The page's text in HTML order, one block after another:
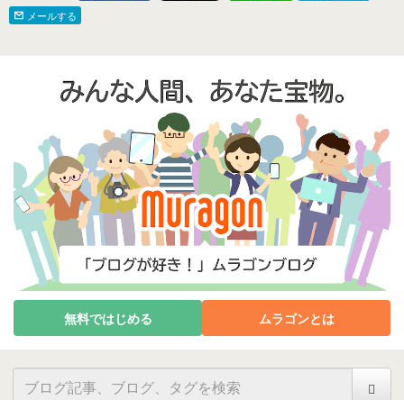
メールする
無料ではじめる ムラゴンとは